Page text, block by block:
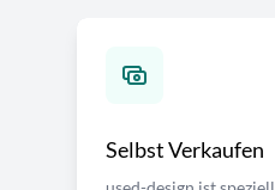
Selbst Verkaufen